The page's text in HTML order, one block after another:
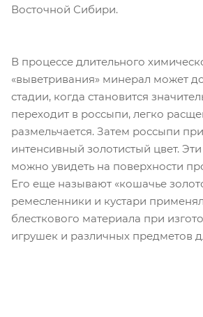
Восточной Сибири.
В процессе длительного
«выветривания» минерал может
стадии, когда становится
переходит в россыпи, легко
размельчается. Затем россыпи
интенсивный золотистый цвет.
можно увидеть на поверхности
Его еще называют «кошачье
ремесленники и кустари
блесткового материала при
игрушек и различных предметов